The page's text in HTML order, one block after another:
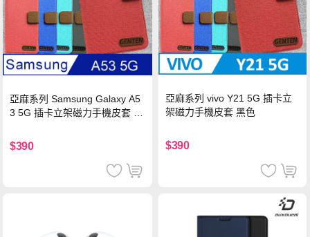
亞麻系列 Samsung Galaxy A5
3 5G 插卡立架磁力手機皮套 藍
$390
亞麻系列 vivo Y21 5G 插卡立
架磁力手機皮套 黑色
$390